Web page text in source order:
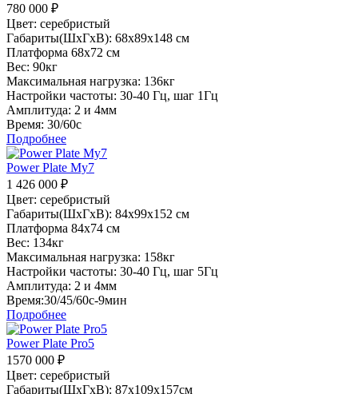
780 000 ₽
Цвет: серебристый
Габариты(ШхГхВ): 68х89х148 см
Платформа 68х72 см
Вес: 90кг
Максимальная нагрузка: 136кг
Настройки частоты: 30-40 Гц, шаг 1Гц
Амплитуда: 2 и 4мм
Время: 30/60с
Подробнее
Power Plate My7
1 426 000 ₽
Цвет: серебристый
Габариты(ШхГхВ): 84х99х152 см
Платформа 84х74 см
Вес: 134кг
Максимальная нагрузка: 158кг
Настройки частоты: 30-40 Гц, шаг 5Гц
Амплитуда: 2 и 4мм
Время:30/45/60с-9мин
Подробнее
Power Plate Pro5
1570 000 ₽
Цвет: серебристый
Габариты(ШхГхВ): 87х109х157см